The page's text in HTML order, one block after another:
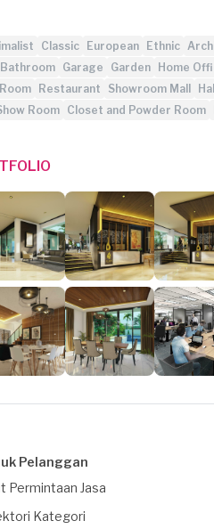
Classic European Ethnic
Bathroom Garage Garden Home
Restaurant Showroom Mall Hall
Room Closet and Powder Room
Pelanggan
Permintaan Jasa
Kategori